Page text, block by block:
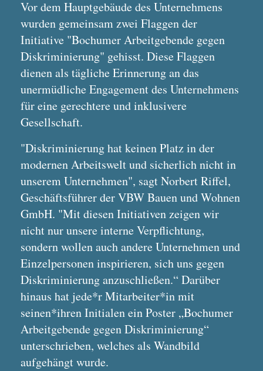
Vor dem Hauptgebäude des Unternehmens
wurden gemeinsam zwei Flaggen der
Initiative "Bochumer Arbeitgebende gegen
Diskriminierung" gehisst. Diese Flaggen
dienen als tägliche Erinnerung an das
unermüdliche Engagement des Unternehmens
für eine gerechtere und inklusivere
Gesellschaft.
"Diskriminierung hat keinen Platz in der
modernen Arbeitswelt und sicherlich nicht in
unserem Unternehmen", sagt Norbert Riffel,
Geschäftsführer der VBW Bauen und Wohnen
GmbH. "Mit diesen Initiativen zeigen wir
nicht nur unsere interne Verpflichtung,
sondern wollen auch andere Unternehmen und
Einzelpersonen inspirieren, sich uns gegen
Diskriminierung anzuschließen.“ Darüber
hinaus hat jede*r Mitarbeiter*in mit
seinen*ihren Initialen ein Poster „Bochumer
Arbeitgebende gegen Diskriminierung“
unterschrieben, welches als Wandbild
aufgehängt wurde.